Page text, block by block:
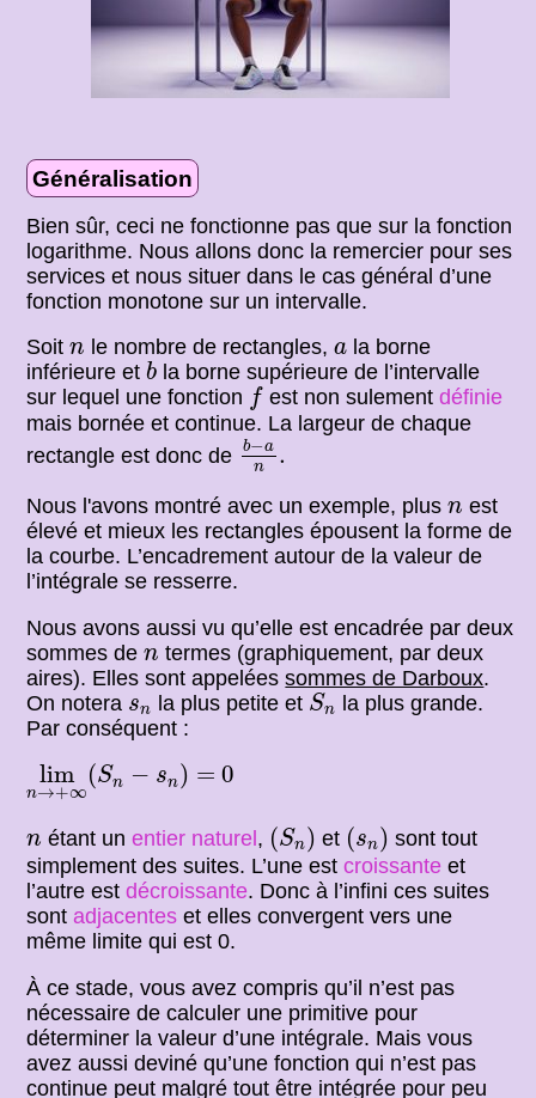
Généralisation
Bien sûr, ceci ne fonctionne pas que sur la fonction
logarithme. Nous allons donc la remercier pour ses
services et nous situer dans le cas général d’une
fonction monotone sur un intervalle.
Soitn
n le nombre de rectangles,a
a la borne
inférieure etb
b la borne supérieure de l’intervalle
sur lequel une fonction f
f est non sulement définie
mais bornée et continue. La largeur de chaque
rectangle est donc de
b−a
n
.
b−an .
Nous l'avons montré avec un exemple, plusn
n est
élevé et mieux les rectangles épousent la forme de
la courbe. L’encadrement autour de la valeur de
l’intégrale se resserre.
Nous avons aussi vu qu’elle est encadrée par deux
sommes den
n termes (graphiquement, par deux
aires). Elles sont appeléessommes de Darboux.
On notera sn
s la plus petite et Sn
Snla plus grande.
Par conséquent :
lim
n→+∞
(Sn − sn) = 0
lim →+ −s =
n
n étant unentier naturel , (Sn)
(Sn) et (sn)
( n) sont tout
simplement des suites. L’une estcroissante et
l’autre estdécroissante. Donc à l’infini ces suites
sontadjacentes et elles convergent vers une
même limite qui est 0.
À ce stade, vous avez compris qu’il n’est pas
nécessaire de calculer une primitive pour
déterminer la valeur d’une intégrale. Mais vous
avez aussi deviné qu’une fonction qui n’est pas
continue peut malgré tout être intégrée pour peu